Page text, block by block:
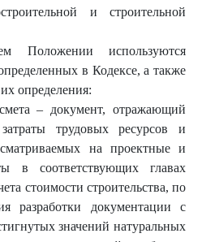
и строительной
Положении используются
в Кодексе, а также
определения:
– документ, отражающий
трудовых ресурсов и
на проектные и
в соответствующих главах
стоимости строительства, по
разработки документации с
значений натуральных